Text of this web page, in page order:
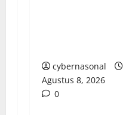
cybernasonal
Agustus 8, 2026
0